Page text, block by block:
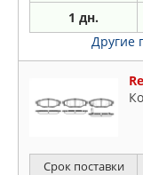
1 дн.
Другие
Срок поставки